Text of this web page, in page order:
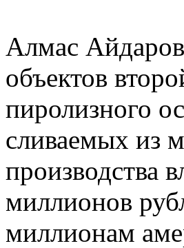
Алмас Айдаров
объектов
пиролизного
сливаемых из
производства
миллионов
миллионам